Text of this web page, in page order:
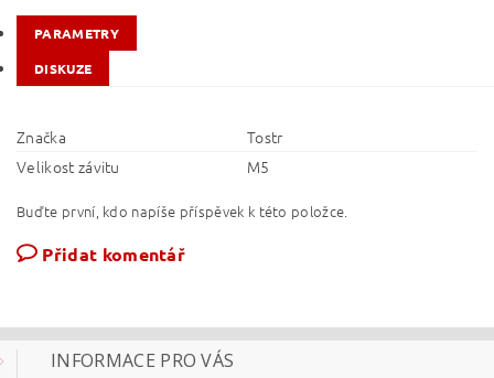
PARAMETRY
DISKUZE
Značka
Tostr
Velikost závitu
M5
Buďte první, kdo napíše příspěvek k této položce.
Přidat komentář
INFORMACE PRO VÁS